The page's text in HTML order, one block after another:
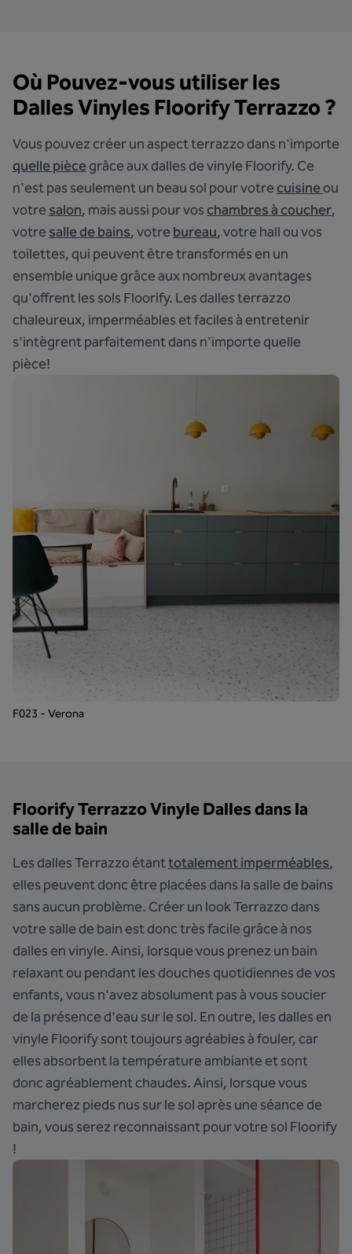
Où Pouvez-vous utiliser les
Dalles Vinyles Floorify Terrazzo ?
Vous pouvez créer un aspect terrazzo dans n'importe
quelle piècegrâce aux dalles de vinyle Floorify. Ce
n'est pas seulement un beau sol pour votrecuisineou
votresalon, mais aussi pour voschambres à coucher,
votresalle de bains, votrebureau, votre hall ou vos
toilettes, qui peuvent être transformés en un
ensemble unique grâce aux nombreux avantages
qu'offrent les sols Floorify. Les dalles terrazzo
chaleureux, imperméables et faciles à entretenir
s'intègrent parfaitement dans n'importe quelle
pièce!
F023 - Verona
Floorify Terrazzo Vinyle Dalles dans la
salle de bain
Les dalles Terrazzo étanttotalement imperméables,
elles peuvent donc être placées dans la salle de bains
sans aucun problème. Créer un look Terrazzo dans
votre salle de bain est donc très facile grâce à nos
dalles en vinyle. Ainsi, lorsque vous prenez un bain
relaxant ou pendant les douches quotidiennes de vos
enfants, vous n'avez absolument pas à vous soucier
de la présence d'eau sur le sol. En outre, les dalles en
vinyle Floorify sont toujours agréables à fouler, car
elles absorbent la température ambiante et sont
donc agréablement chaudes. Ainsi, lorsque vous
marcherez pieds nus sur le sol après une séance de
bain, vous serez reconnaissant pour votre sol Floorify
!